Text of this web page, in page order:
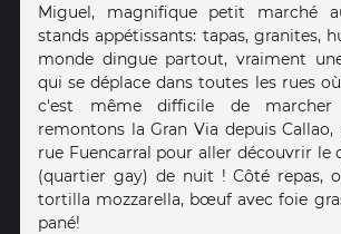
Miguel, magnifique petit marché
stands appétissants: tapas, granites,
monde dingue partout, vraiment
qui se déplace dans toutes les rues
c'est même difficile de marcher
remontons la Gran Via depuis Callao,
rue Fuencarral pour aller découvrir le
(quartier gay) de nuit ! Côté repas,
tortilla mozzarella, bœuf avec foie
pané!